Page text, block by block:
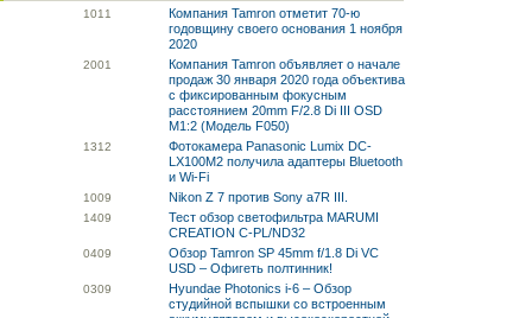
1011
Компания Tamron отметит 70-ю
годовщину своего основания 1 ноября
2020
2001
Компания Tamron объявляет о начале
продаж 30 января 2020 года объектива
с фиксированным фокусным
расстоянием 20mm F/2.8 Di III OSD
M1:2 (Модель F050)
1312
Фотокамера Panasonic Lumix DC-
LX100M2 получила адаптеры Bluetooth
и Wi-Fi
1009 Nikon Z 7 против Sony a7R III.
1409
Тест обзор светофильтра MARUMI
CREATION C-PL/ND32
0409
Обзор Tamron SP 45mm f/1.8 Di VC
USD – Офигеть полтинник!
0309
Hyundae Photonics i-6 – Обзор
студийной вспышки со встроенным